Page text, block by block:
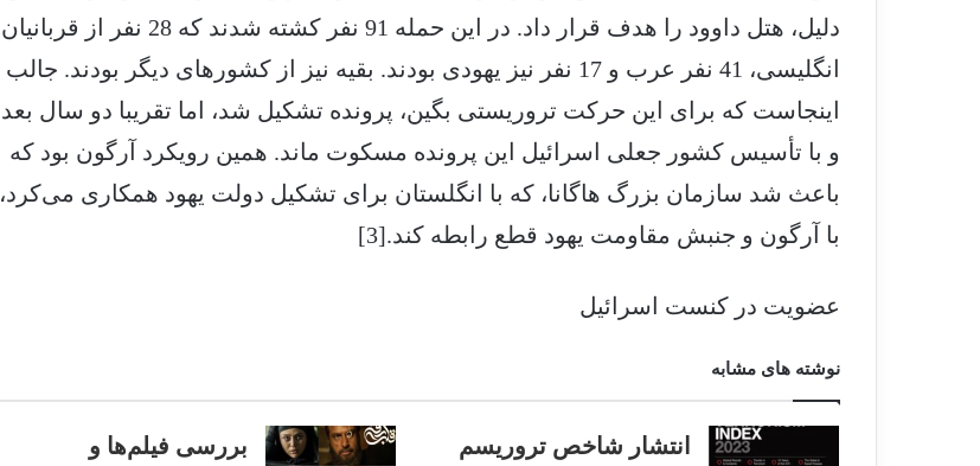
دلیل، هتل داوود را هدف قرار داد. در این حمله 91 نفر کشته شدند که 28 نفر از قربانیان
انگلیسی، 41 نفر عرب و 17 نفر نیز یهودی بودند. بقیه نیز از کشورهای دیگر بودند. جالب
اینجاست که برای این حرکت تروریستی بگین، پرونده تشکیل شد، اما تقریبا دو سال بعد
و با تأسیس کشور جعلی اسرائیل این پرونده مسکوت ماند. همین رویکرد آرگون بود که
باعث شد سازمان بزرگ هاگانا، که با انگلستان برای تشکیل دولت یهود همکاری می‌کرد،
با آرگون و جنبش مقاومت یهود قطع رابطه کند.[3]
عضویت در کنست اسرائیل
نوشته های مشابه
انتشار شاخص تروریسم
بررسی فیلم‌ها و